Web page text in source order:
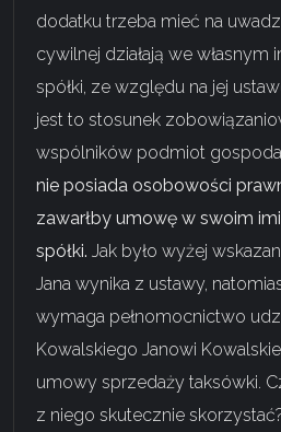
dodatku trzeba mieć na
cywilnej działają we własnym
spółki, ze względu na jej
jest to stosunek
wspólników podmiot
nie posiada osobowości
zawarłby umowę w swoim
spółki. Jak było wyżej
Jana wynika z ustawy,
wymaga pełnomocnictwo
Kowalskiego Janowi
umowy sprzedaży taksówki.
z niego skutecznie